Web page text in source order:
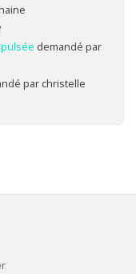
demandé par
par christelle